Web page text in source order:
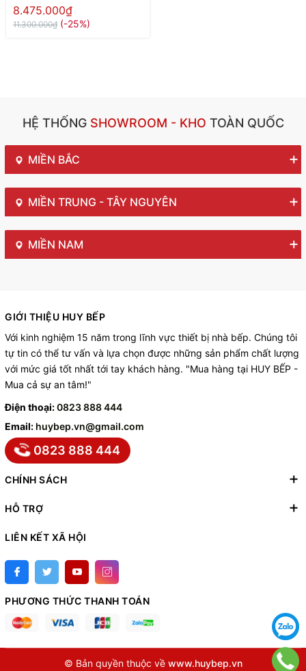
8.475.000₫
11.300.000₫ (-25%)
HỆ THỐNGSHOWROOM - KHO TOÀN QUỐC
MIỀN BẮC
MIỀN TRUNG - TÂY NGUYÊN
MIỀN NAM
GIỚI THIỆU HUY BẾP
Với kinh nghiệm 15 năm trong lĩnh vực thiết bị nhà bếp. Chúng tôi
tự tin có thể tư vấn và lựa chọn được những sản phẩm chất lượng
với mức giá tốt nhất tới tay khách hàng. "Mua hàng tại HUY BẾP -
Mua cả sự an tâm!"
Điện thoại:0823 888 444
Email: huybep.vn@gmail.com
0823 888 444
CHÍNH SÁCH
HỖ TRỢ
LIÊN KẾT XÃ HỘI
PHƯƠNG THỨC THANH TOÁN
© Bản quyền thuộc về www.huybep.vn